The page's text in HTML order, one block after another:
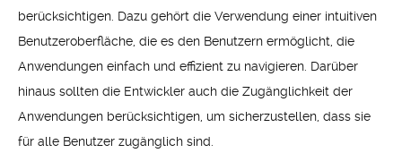
berücksichtigen. Dazu gehört die Verwendung einer intuitiven
Benutzeroberfläche, die es den Benutzern ermöglicht, die
Anwendungen einfach und effizient zu navigieren. Darüber
hinaus sollten die Entwickler auch die Zugänglichkeit der
Anwendungen berücksichtigen, um sicherzustellen, dass sie
für alle Benutzer zugänglich sind.